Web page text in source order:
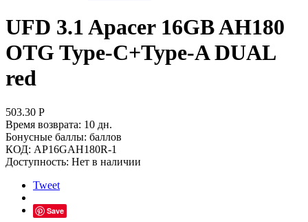
UFD 3.1 Apacer 16GB AH180
OTG Type-C+Type-A DUAL
red
503.30 Р
Время возврата: 10 дн.
Бонусные баллы: баллов
КОД: AP16GAH180R-1
Доступность: Нет в наличии
Tweet
Save